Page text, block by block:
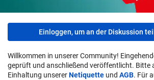
Einloggen, um an der Diskussion
Willkommen in unserer Community!
geprüft und anschließend veröffentlicht. Bitte
Einhaltung unsererNetiquette und AGB. Für